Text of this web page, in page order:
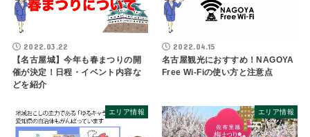
2022.03.22
【名古屋城】今年も春まつりの開
催が決定！日程・イベント内容な
どを紹介
2022.04.15
名古屋観光におすすめ！NAGOYA
Free Wi-Fiの使い方と注意点
エリア情報 エリア情報